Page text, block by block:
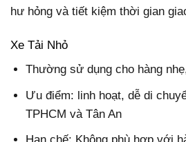
hư hỏng và tiết kiệm thời gian
Xe Tải Nhỏ
Thường sử dụng cho hàng
Ưu điểm: linh hoạt, dễ di
TPHCM và Tân An